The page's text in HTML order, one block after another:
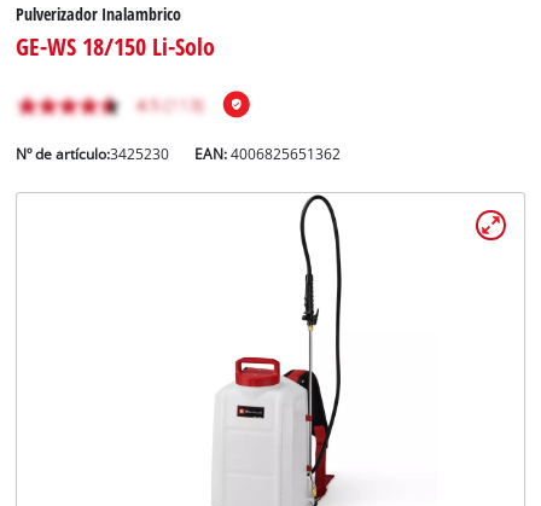
Pulverizador Inalambrico
GE-WS 18/150 Li-Solo
Nº de artículo:3425230 EAN:4006825651362